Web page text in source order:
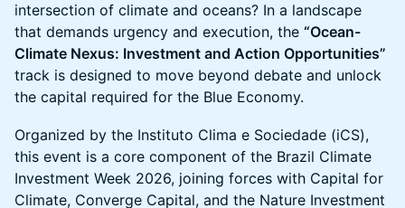
intersection of climate and oceans? In a landscape
that demands urgency and execution, the “Ocean-
Climate Nexus: Investment and Action Opportunities”
track is designed to move beyond debate and unlock
the capital required for the Blue Economy.
Organized by the Instituto Clima e Sociedade (iCS),
this event is a core component of the Brazil Climate
Investment Week 2026, joining forces with Capital for
Climate, Converge Capital, and the Nature Investment